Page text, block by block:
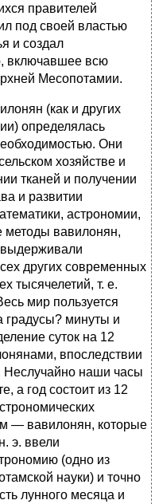
правителей
под своей властью
и создал
включавшее всю
Месопотамии.
(как и других
определялась
Они
хозяйстве и
тканей и получении
и развитии
астрономии,
методы вавилонян,
других современных
тысячелетий, т. е.
мир пользуется
градусы? минуты и
суток на 12
впоследствии
Неслучайно наши часы
а год состоит из 12
— вавилонян, которые
э. ввели
(одно из
науки) и точно
лунного месяца и